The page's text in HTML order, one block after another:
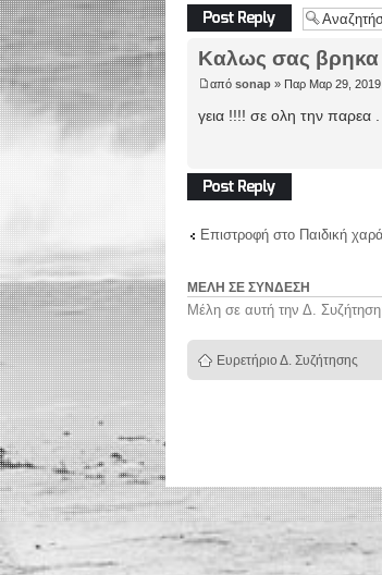
Δημιουργία
απάντησης
Καλως σας βρηκα
από sonap » Παρ Μαρ 29, 2019
γεια !!!! σε ολη την παρεα
Δημιουργία
απάντησης
Επιστροφή στο Παιδική χαρά
ΜΈΛΗ ΣΕ ΣΎΝΔΕΣΗ
Μέλη σε αυτή την Δ.
Ευρετήριο Δ. Συζήτησης